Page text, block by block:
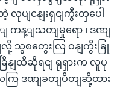
လုပျငနျးရှငျကွီးတှပေါ
ကန့ျသတျမှုရော ၊ ဒဏျ
သွစတွေးလြ ဝနျကွီးခြု
ြိနျထိဆိုရငျ ရုရှားက လူပု
ကြ ဒဏျခတျပိတျဆို့ထား